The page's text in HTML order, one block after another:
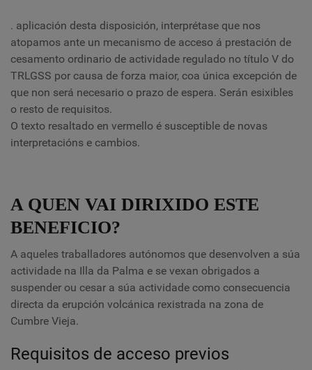
. aplicación desta disposición, interprétase que nos
atopamos ante un mecanismo de acceso á prestación de
cesamento ordinario de actividade regulado no título V do
TRLGSS por causa de forza maior, coa única excepción de
que non será necesario o prazo de espera. Serán esixibles
o resto de requisitos.
O texto resaltado en vermello é susceptible de novas
interpretacións e cambios.
A QUEN VAI DIRIXIDO ESTE
BENEFICIO?
A aqueles traballadores autónomos que desenvolven a súa
actividade na Illa da Palma e se vexan obrigados a
suspender ou cesar a súa actividade como consecuencia
directa da erupción volcánica rexistrada na zona de
Cumbre Vieja.
Requisitos de acceso previos